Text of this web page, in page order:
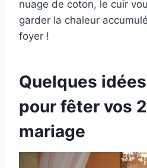
nuage de coton, le cuir
garder la chaleur
foyer !
Quelques
pour fêter vos
mariage